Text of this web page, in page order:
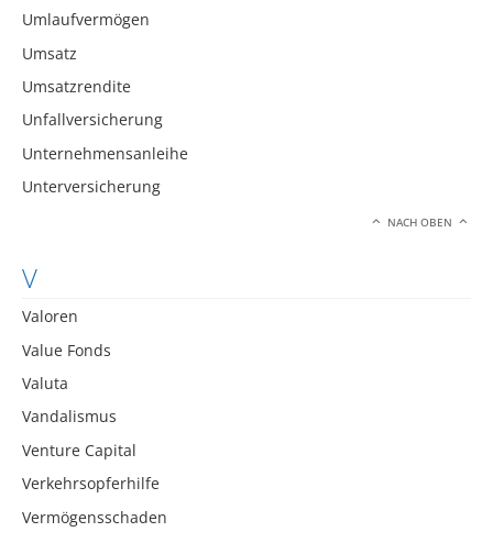
Umlaufvermögen
Umsatz
Umsatzrendite
Unfallversicherung
Unternehmensanleihe
Unterversicherung
NACH OBEN
V
Valoren
Value Fonds
Valuta
Vandalismus
Venture Capital
Verkehrsopferhilfe
Vermögensschaden